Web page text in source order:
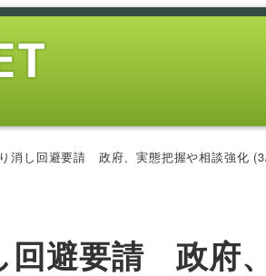
消し回避要請 政府、実態把握や相談強化
回避要請 政府